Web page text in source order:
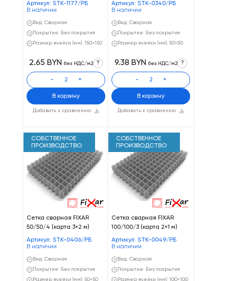
Артикул: STK-1177/РБ
В наличии
Вид: Сварная
Покрытие: Без покрытия
Размер ячейки (мм): 150×150
Добавить к сравнению
2.65 BYN без НДС/м2 ?
- +
В корзину
Артикул: STK-0340/РБ
В наличии
Вид: Сварная
Покрытие: Без покрытия
Размер ячейки (мм): 50×50
Добавить к сравнению
9.38 BYN без НДС/м2 ?
- +
В корзину
СОБСТВЕННОЕ
ПРОИЗВОДСТВО
Сетка сварная FIXAR
50/50/4 (карта 3×2 м)
Артикул: STK-0406/РБ
В наличии
Вид: Сварная
Покрытие: Без покрытия
Размер ячейки (мм): 50×50
СОБСТВЕННОЕ
ПРОИЗВОДСТВО
Сетка сварная FIXAR
100/100/3 (карта 2×1 м)
Артикул: STK-0049/РБ
В наличии
Вид: Сварная
Покрытие: Без покрытия
Размер ячейки (мм): 100×100